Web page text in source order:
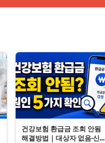
건강보험 환급금 조회 안됨
해결방법｜대상자 없음·신청